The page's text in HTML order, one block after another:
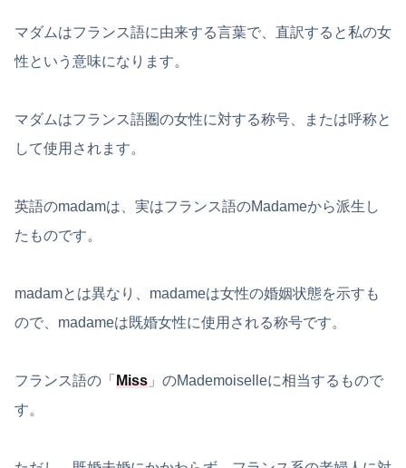
マダムはフランス語に由来する言葉で、直訳すると私の女
性という意味になります。
マダムはフランス語圏の女性に対する称号、または呼称と
して使用されます。
英語のmadamは、実はフランス語のMadameから派生し
たものです。
madamとは異なり、madameは女性の婚姻状態を示すも
ので、madameは既婚女性に使用される称号です。
フランス語の「 Miss 」のMademoiselleに相当するもので
す。